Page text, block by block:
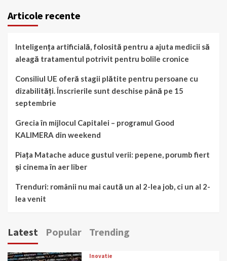
Articole recente
Inteligența artificială, folosită pentru a ajuta medicii să
aleagă tratamentul potrivit pentru bolile cronice
Consiliul UE oferă stagii plătite pentru persoane cu
dizabilități. Înscrierile sunt deschise până pe 15
septembrie
Grecia în mijlocul Capitalei – programul Good
KALIMERA din weekend
Piața Matache aduce gustul verii: pepene, porumb fiert
și cinema în aer liber
Trenduri: românii nu mai caută un al 2-lea job, ci un al 2-
lea venit
Latest Popular Trending
Inovatie